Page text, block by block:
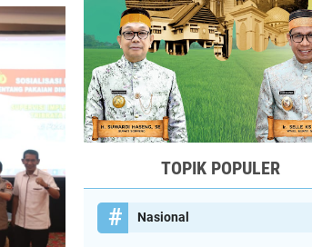
TOPIK POPULER
Nasional